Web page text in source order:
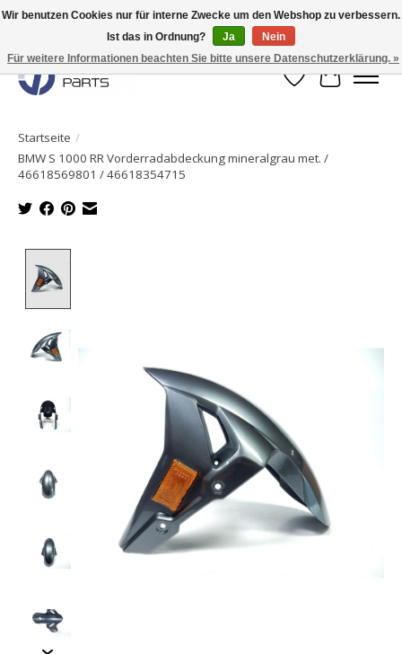
Originale Teile sofort lieferbar!
Wunschzettel
Ihr
Startseite /
BMW S 1000 RR Vorderradabdeckung mineralgrau met. /
46618569801 / 46618354715
Wir benutzen Cookies nur für interne Zwecke um den Webshop zu verbessern.
Ist das in Ordnung?
Ja
Nein
Für weitere Informationen beachten Sie bitte unsere Datenschutzerklärung. »